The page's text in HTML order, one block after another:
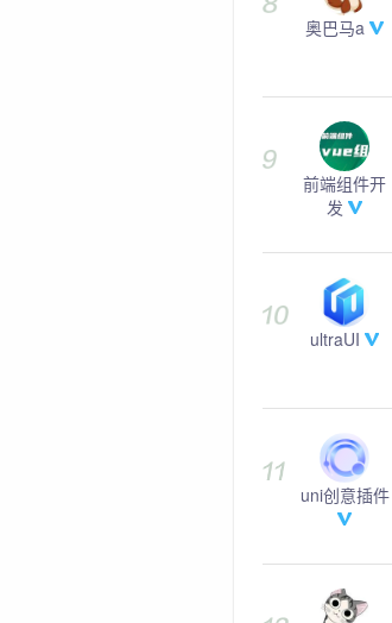
奥巴马a
前端组件开
发
ultraUI
uni创意插件